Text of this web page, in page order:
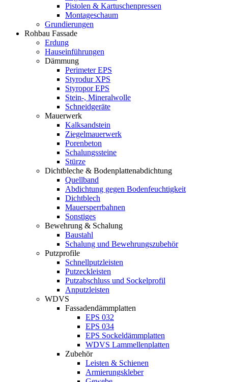
Pistolen & Kartuschenpressen
Montageschaum
Grundierungen
Rohbau Fassade
Erdung
Hauseinführungen
Dämmung
Perimeter EPS
Styrodur XPS
Styropor EPS
Stein-, Mineralwolle
Schneidgeräte
Mauerwerk
Kalksandstein
Ziegelmauerwerk
Porenbeton
Schalungssteine
Stürze
Dichtbleche & Bodenplattenabdichtung
Quellband
Abdichtung gegen Bodenfeuchtigkeit
Dichtblech
Mauersperrbahnen
Sonstiges
Bewehrung & Schalung
Baustahl
Schalung und Bewehrungszubehör
Putzprofile
Schnellputzleisten
Putzeckleisten
Putzabschluss und Sockelprofil
Anputzleisten
WDVS
Fassadendämmplatten
EPS 032
EPS 034
EPS Sockeldämmplatten
WDVS Lammellenplatten
Zubehör
Leisten & Schienen
Armierungskleber